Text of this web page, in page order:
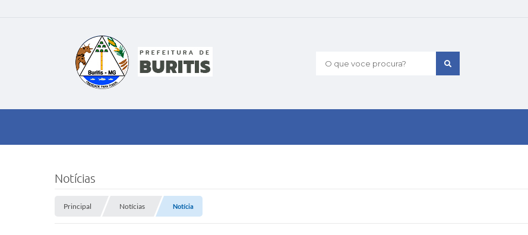
O que voce procura?
Notícias
Principal Notícias Notícia